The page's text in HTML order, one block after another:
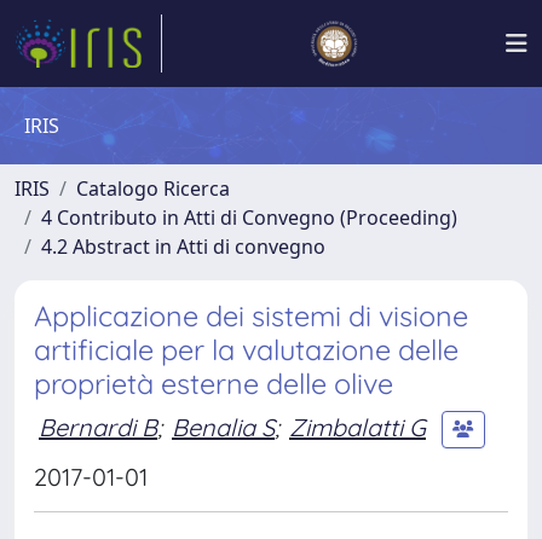
IRIS
IRIS
Catalogo Ricerca
4 Contributo in Atti di Convegno (Proceeding)
4.2 Abstract in Atti di convegno
Applicazione dei sistemi di visione
artificiale per la valutazione delle
proprietà esterne delle olive
Bernardi B; Benalia S; Zimbalatti G
2017-01-01